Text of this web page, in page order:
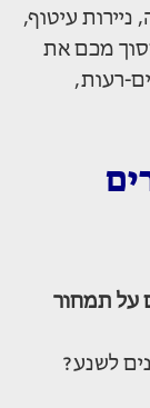
עיטוף,
מכם את
רעות,
3 חדרים
על תמחור
לשנע?